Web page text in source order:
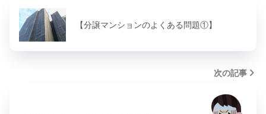
【分譲マンションのよくある問題①】
次の記事